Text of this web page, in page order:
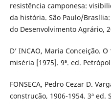
resistência camponesa:
da história. São Paulo/
do Desenvolvimento Agrário,
D’ INCAO, Maria Conceição.
miséria [1975]. 9ª. ed.
FONSECA, Pedro Cezar D.
construção, 1906-1954. 3ª ed.